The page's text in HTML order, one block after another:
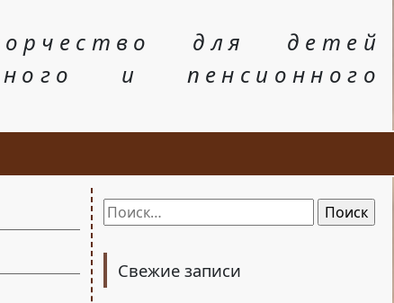
для детей
и пенсионного
Найти:
Свежие записи